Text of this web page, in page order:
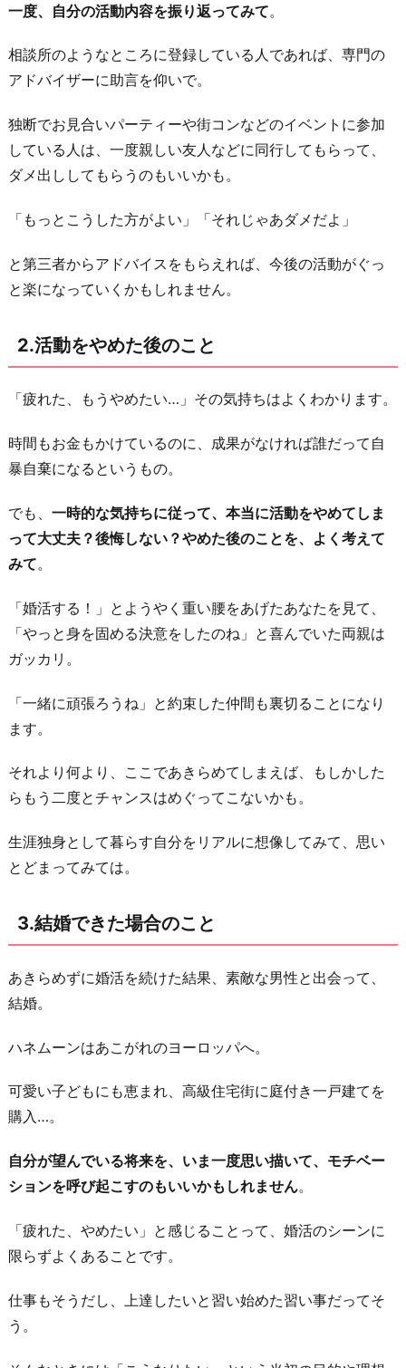
結
婚
で
た
場
合
こ
自
の
心
リ
フ
レ
シ
ュ
す
方
法
6.
一
休
止
て
大
丈
夫
ど
か
お
わ
り
一度、自分の活動内容を振り返ってみて。
相談所のようなところに登録している人であれば、専門の
アドバイザーに助言を仰いで。
独断でお見合いパーティーや街コンなどのイベントに参加
している人は、一度親しい友人などに同行してもらって、
ダメ出ししてもらうのもいいかも。
「もっとこうした方がよい」「それじゃあダメだよ」
と第三者からアドバイスをもらえれば、今後の活動がぐっ
と楽になっていくかもしれません。
2.活動をやめた後のこと
「疲れた、もうやめたい…」その気持ちはよくわかります。
時間もお金もかけているのに、成果がなければ誰だって自
暴自棄になるというもの。
でも、 一時的な気持ちに従って、本当に活動をやめてしま
って大丈夫？後悔しない？やめた後のことを、よく考えて
みて。
「婚活する！」とようやく重い腰をあげたあなたを見て、
「やっと身を固める決意をしたのね」と喜んでいた両親は
ガッカリ。
「一緒に頑張ろうね」と約束した仲間も裏切ることになり
ます。
それより何より、ここであきらめてしまえば、もしかした
らもう二度とチャンスはめぐってこないかも。
生涯独身として暮らす自分をリアルに想像してみて、思い
とどまってみては。
3.結婚できた場合のこと
あきらめずに婚活を続けた結果、素敵な男性と出会って、
結婚。
ハネムーンはあこがれのヨーロッパへ。
可愛い子どもにも恵まれ、高級住宅街に庭付き一戸建てを
購入…。
自分が望んでいる将来を、いま一度思い描いて、モチベー
ションを呼び起こすのもいいかもしれません。
「疲れた、やめたい」と感じることって、婚活のシーンに
限らずよくあることです。
仕事もそうだし、上達したいと習い始めた習い事だってそ
う。